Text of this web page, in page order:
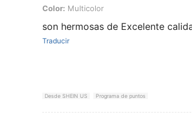
Color: Multicolor
Color: Multicolor
son hermosas de Excelente
Traducir
Desde SHEIN US Programa de puntos